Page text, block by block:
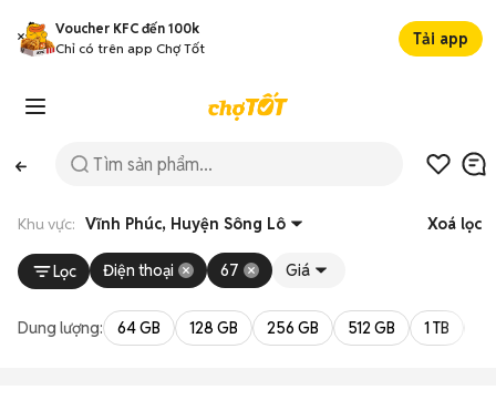
Voucher KFC đến 100k
Chỉ có trên app Chợ Tốt
Tải app
Khu vực: Vĩnh Phúc, Huyện Sông Lô Xoá lọc
Lọc Điện thoại 67 Giá
Dung lượng: 64 GB 128 GB 256 GB 512 GB 1 TB